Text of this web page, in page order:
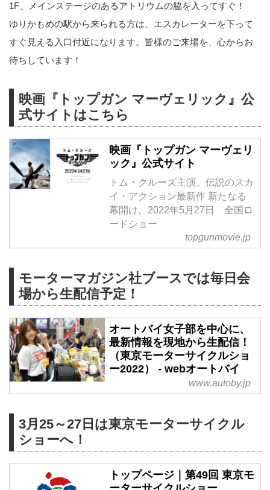
1F、メインステージのあるアトリウムの脇を入ってすぐ！
ゆりかもめの駅から来られる方は、エスカレーターを下って
すぐ見える入口付近になります。皆様のご来場を、心からお
待ちしています！
映画『トップガン マーヴェリック』公
式サイトはこちら
映画『トップガン マーヴェリ
ック』公式サイト
トム・クルーズ主演、伝説のスカ
イ・アクション最新作 新たなる
幕開け。2022年5月27日 全国ロ
ードショー
topgunmovie.jp
モーターマガジン社ブースでは毎日会
場から生配信予定！
オートバイ女子部を中心に、
最新情報を現地から生配信！
（東京モーターサイクルショ
ー2022） - webオートバイ
www.autoby.jp
3月25～27日は東京モーターサイクル
ショーへ！
トップページ｜第49回 東京モ